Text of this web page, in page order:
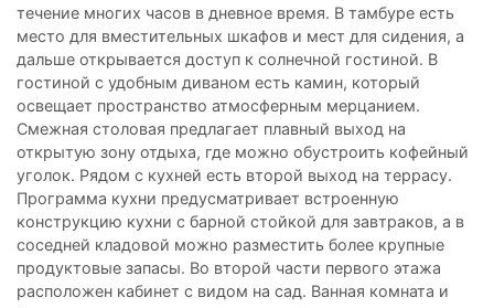
течение многих часов в дневное время. В тамбуре есть
место для вместительных шкафов и мест для сидения, а
дальше открывается доступ к солнечной гостиной. В
гостиной с удобным диваном есть камин, который
освещает пространство атмосферным мерцанием.
Смежная столовая предлагает плавный выход на
открытую зону отдыха, где можно обустроить кофейный
уголок. Рядом с кухней есть второй выход на террасу.
Программа кухни предусматривает встроенную
конструкцию кухни с барной стойкой для завтраков, а в
соседней кладовой можно разместить более крупные
продуктовые запасы. Во второй части первого этажа
расположен кабинет с видом на сад. Ванная комната и